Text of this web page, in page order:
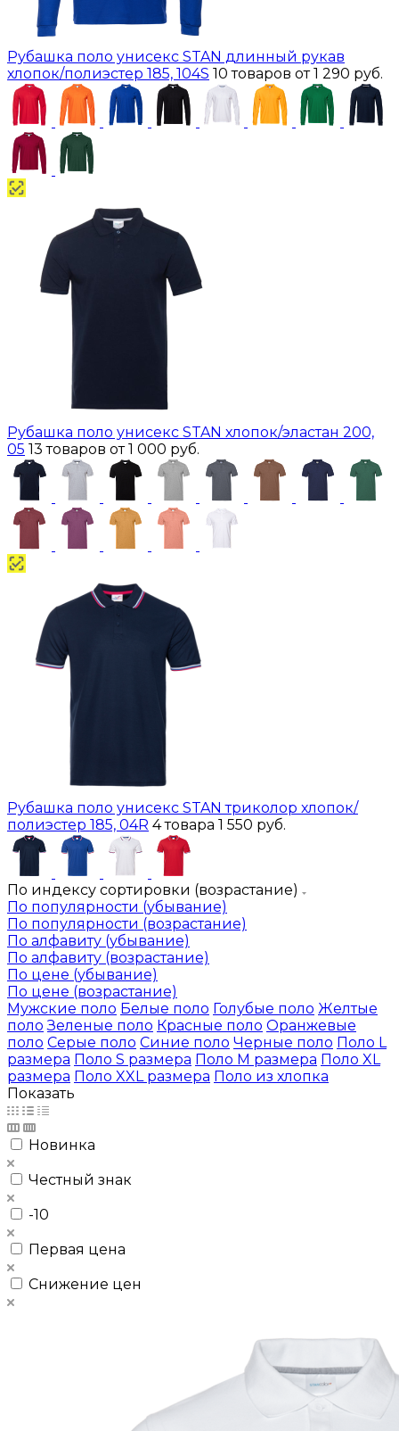
Рубашка поло унисекс STAN длинный рукав
хлопок/полиэстер 185, 104S 10 товаров от 1 290 руб.
Рубашка поло унисекс STAN хлопок/эластан 200,
05 13 товаров от 1 000 руб.
Рубашка поло унисекс STAN триколор хлопок/
полиэстер 185, 04R 4 товара 1 550 руб.
По индексу сортировки (возрастание)
По популярности (убывание)
По популярности (возрастание)
По алфавиту (убывание)
По алфавиту (возрастание)
По цене (убывание)
По цене (возрастание)
Мужские поло Белые поло Голубые поло Желтые
поло Зеленые поло Красные поло Оранжевые
поло Серые поло Синие поло Черные поло Поло L
размера Поло S размера Поло M размера Поло XL
размера Поло XXL размера Поло из хлопка
Показать
Новинка
Честный знак
-10
Первая цена
Снижение цен